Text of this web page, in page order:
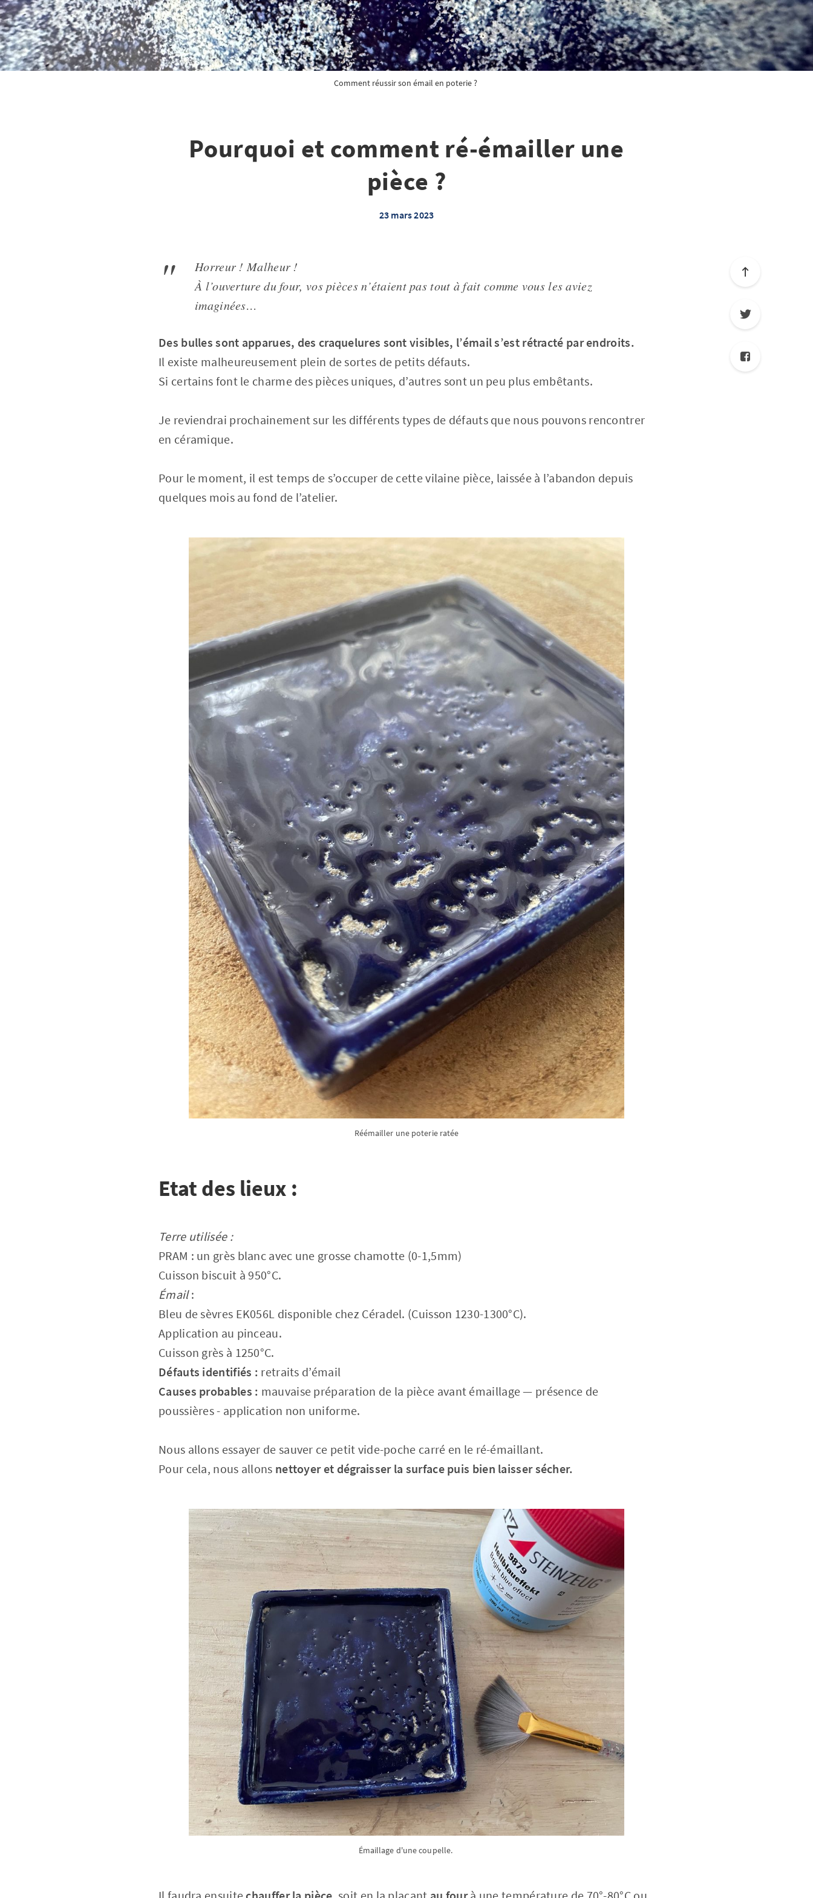
Comment réussir son émail en poterie ?
Pourquoi et comment ré-émailler une
pièce ?
23 mars 2023
Horreur ! Malheur !
À l’ouverture du four, vos pièces n’étaient pas tout à fait comme vous les aviez
imaginées…
Des bulles sont apparues, des craquelures sont visibles, l’émail s’est rétracté par endroits.
Il existe malheureusement plein de sortes de petits défauts.
Si certains font le charme des pièces uniques, d’autres sont un peu plus embêtants.
Je reviendrai prochainement sur les différents types de défauts que nous pouvons rencontrer
en céramique.
Pour le moment, il est temps de s’occuper de cette vilaine pièce, laissée à l’abandon depuis
quelques mois au fond de l’atelier.
Réémailler une poterie ratée
Etat des lieux :
Terre utilisée :
PRAM : un grès blanc avec une grosse chamotte (0-1,5mm)
Cuisson biscuit à 950°C.
Émail:
Bleu de sèvres EK056L disponible chez Céradel. (Cuisson 1230-1300°C).
Application au pinceau.
Cuisson grès à 1250°C.
Défauts identifiés : retraits d’émail
Causes probables : mauvaise préparation de la pièce avant émaillage — présence de
poussières - application non uniforme.
Nous allons essayer de sauver ce petit vide-poche carré en le ré-émaillant.
Pour cela, nous allons nettoyer et dégraisser la surface puis bien laisser sécher.
Émaillage d'une coupelle.